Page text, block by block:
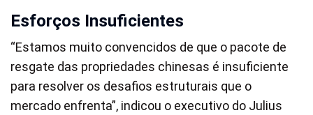
Esforços Insuficientes
“Estamos muito convencidos de que o pacote de
resgate das propriedades chinesas é insuficiente
para resolver os desafios estruturais que o
mercado enfrenta”, indicou o executivo do Julius